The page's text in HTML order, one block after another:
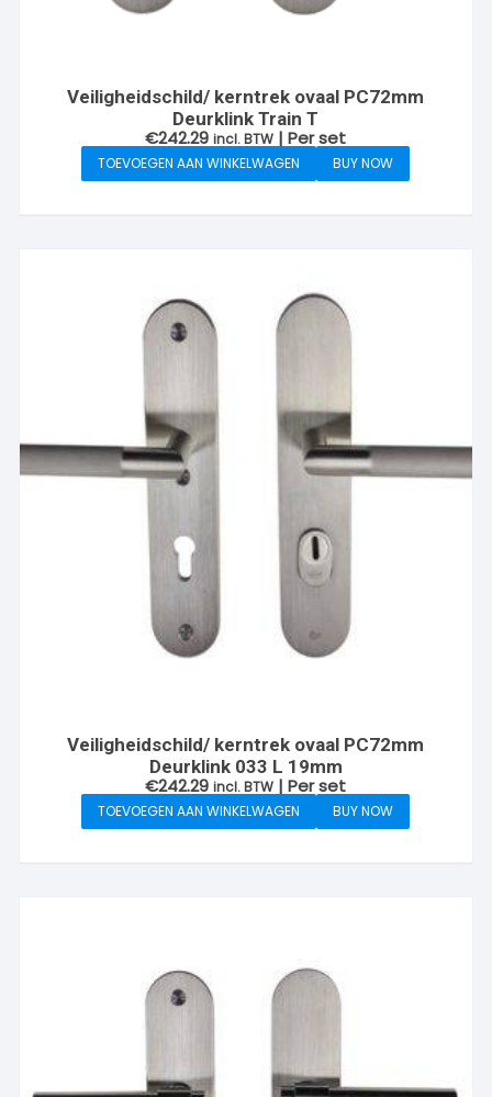
Veiligheidschild/ kerntrek ovaal PC72mm
Deurklink Train T
€242.29 incl. BTW | Per set
TOEVOEGEN AAN WINKELWAGEN BUY NOW
Veiligheidschild/ kerntrek ovaal PC72mm
Deurklink 033 L 19mm
€242.29 incl. BTW | Per set
TOEVOEGEN AAN WINKELWAGEN BUY NOW